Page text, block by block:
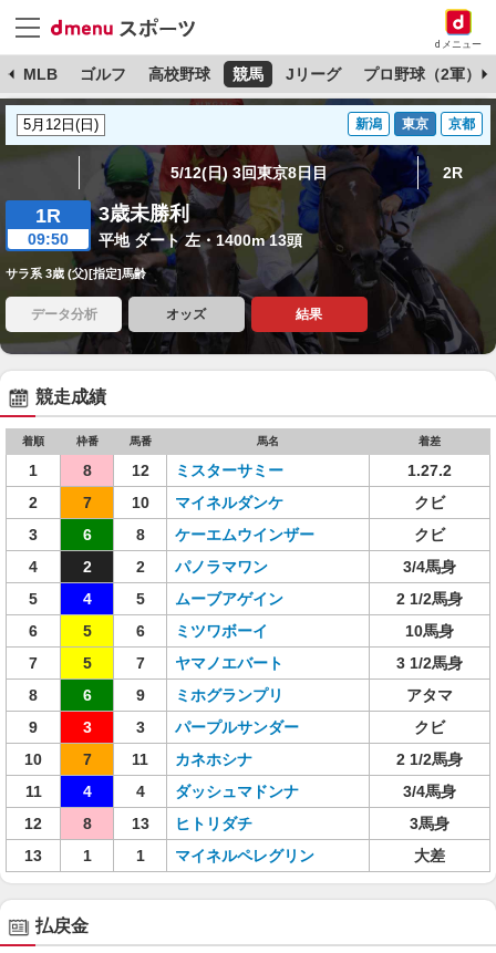
dメニュー
MLB ゴルフ 高校野球 競馬 Jリーグ プロ野球（2軍）
新潟 東京 京都
5/12(日) 3回東京8日目 2R
1R
09:50
3歳未勝利
平地 ダート 左・1400m 13頭
サラ系 3歳 (父)[指定]馬齢
データ分析 オッズ 結果
競走成績
着順 枠番 馬番 馬名 着差
1 8 12 ミスターサミー
1.27.2
2
7 10 マイネルダンケ
クビ
3
6 8 ケーエムウインザー
クビ
4
2 2 パノラマワン
3/4馬身
5
4 5 ムーブアゲイン
2 1/2馬身
6
5 6 ミツワボーイ
10馬身
7
5 7 ヤマノエバート
3 1/2馬身
8
6 9 ミホグランプリ
アタマ
9
3 3 パープルサンダー
クビ
10
7 11 カネホシナ
2 1/2馬身
11
4 4 ダッシュマドンナ
3/4馬身
12
8 13 ヒトリダチ
3馬身
13
1 1 マイネルペレグリン 大差
払戻金